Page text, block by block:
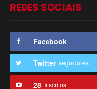
REDES SOCIAIS
Facebook
Twitter seguidores
28 Inscritos